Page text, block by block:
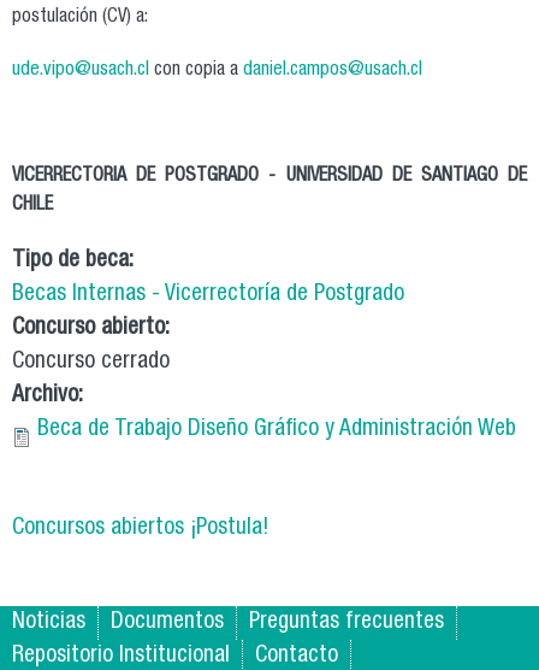
postulación (CV) a:
ude.vipo@usach.cl con copia a daniel.campos@usach.cl
VICERRECTORIA DE POSTGRADO - UNIVERSIDAD DE SANTIAGO DE
CHILE
Tipo de beca:
Becas Internas - Vicerrectoría de Postgrado
Concurso abierto:
Concurso cerrado
Archivo:
Beca de Trabajo Diseño Gráfico y Administración Web
Concursos abiertos ¡Postula!
Noticias Documentos
Preguntas frecuentes
Repositorio Institucional
Contacto